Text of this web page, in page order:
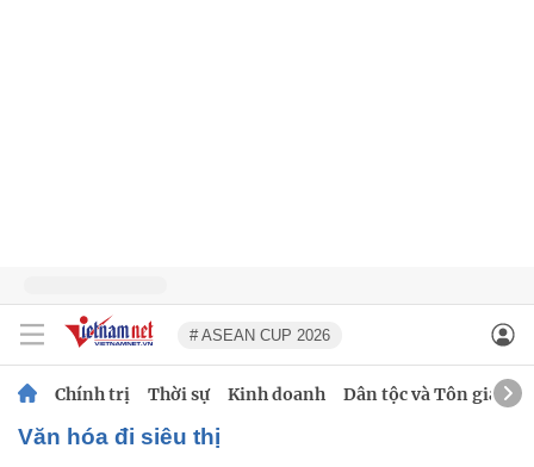
# ASEAN CUP 2026
Chính trị Thời sự Kinh doanh Dân tộc và Tôn giáo
văn hóa đi siêu thị